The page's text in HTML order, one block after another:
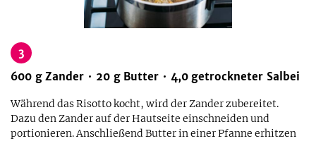
3
600 g Zander 20 g Butter 4,0 getrockneter Salbei
Während das Risotto kocht, wird der Zander zubereitet.
Dazu den Zander auf der Hautseite einschneiden und
portionieren. Anschließend Butter in einer Pfanne erhitzen